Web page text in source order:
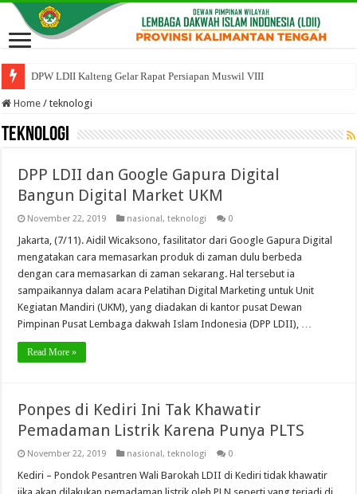
DPW LDII Kalteng Gelar Rapat Persiapan Muswil VIII
Home / teknologi
teknologi
DPP LDII dan Google Gapura Digital
Bangun Digital Market UKM
November 22, 2019 nasional,teknologi 0
Jakarta, (7/11). Aidil Wicaksono, fasilitator dari Google Gapura Digital
mengatakan cara memasarkan produk di zaman dulu berbeda
dengan cara memasarkan di zaman sekarang. Hal tersebut ia
sampaikannya dalam acara Pelatihan Digital Marketing untuk Unit
Kegiatan Mandiri (UKM), yang diadakan di kantor pusat Dewan
Pimpinan Pusat Lembaga dakwah Islam Indonesia (DPP LDII), …
Read More »
Ponpes di Kediri Ini Tak Khawatir
Pemadaman Listrik Karena Punya PLTS
November 22, 2019 nasional,teknologi 0
Kediri – Pondok Pesantren Wali Barokah LDII di Kediri tidak khawatir